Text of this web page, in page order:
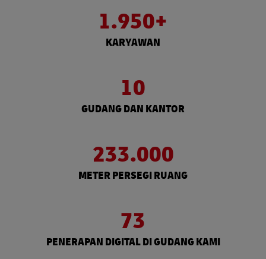
1.950+
KARYAWAN
10
GUDANG DAN KANTOR
233.000
METER PERSEGI RUANG
73
PENERAPAN DIGITAL DI GUDANG KAMI